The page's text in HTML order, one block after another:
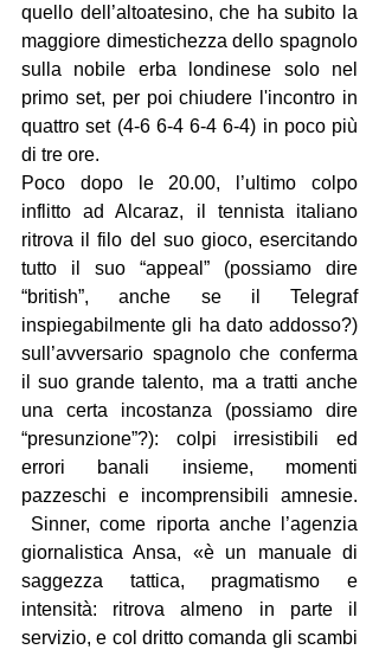
quello dell’altoatesino, che ha subito la
maggiore dimestichezza dello spagnolo
sulla nobile erba londinese solo nel
primo set, per poi chiudere l'incontro in
quattro set (4-6 6-4 6-4 6-4) in poco più
di tre ore.
Poco dopo le 20.00, l’ultimo colpo
inflitto ad Alcaraz, il tennista italiano
ritrova il filo del suo gioco, esercitando
tutto il suo “appeal” (possiamo dire
“british”, anche se il Telegraf
inspiegabilmente gli ha dato addosso?)
sull’avversario spagnolo che conferma
il suo grande talento, ma a tratti anche
una certa incostanza (possiamo dire
“presunzione”?): colpi irresistibili ed
errori banali insieme, momenti
pazzeschi e incomprensibili amnesie.
Sinner, come riporta anche l’agenzia
giornalistica Ansa, «è un manuale di
saggezza tattica, pragmatismo e
intensità: ritrova almeno in parte il
servizio, e col dritto comanda gli scambi